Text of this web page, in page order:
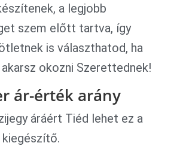
a legjobb
szem előtt tartva, így
is választhatod, ha
okozni Szerettednek!
ár-érték arány
áráért Tiéd lehet ez a